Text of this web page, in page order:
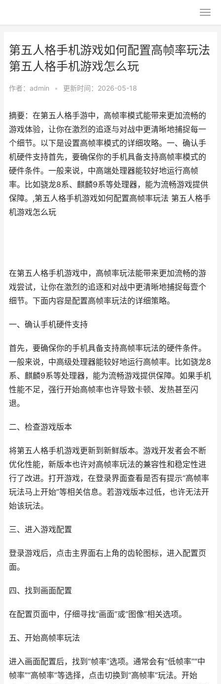
第五人格手机游戏如何配置高帧率玩法
第五人格手机游戏怎么玩
作者： admin • 更新时间：2026-05-18
摘要：在第五人格手游中，高帧率模式能带来更加流畅的
游戏体验，让你在激烈的追逐与对战中更清晰地捕捉每一
个细节。以下是设置高帧率模式的详细攻略。一、确认手
机硬件支持首先，要确保你的手机具备支持高帧率模式的
硬件条件。一般来说，中高端处理器能较好地运行高帧
率。比如骁龙8系、麒麟9系等处理器，能为流畅游戏提供
保障。,第五人格手机游戏如何配置高帧率玩法 第五人格手
机游戏怎么玩
在第五人格手机游戏中，高帧率玩法能带来更加流畅的游
戏尝试，让你在激烈的追逐和对战中更清晰地捕捉每壹个
细节。下面内容是配置高帧率玩法的详细策略。
一、确认手机硬件支持
首先，要确保你的手机具备支持高帧率玩法的硬件条件。
一般来说，中高级处理器能较好地运行高帧率。比如骁龙8
系、麒麟9系等处理器，能为流畅游戏提供保障。如果手机
性能不足，强行开始高帧率也许导致卡顿、发热甚至闪
退。
二、检查游戏版本
将第五人格手机游戏更新到新鲜版本。游戏开发者会不断
优化性能，新版本也许对高帧率玩法的兼容性和稳定性进
行了改进。打开游戏，在登录界面查看是否有提示“高帧率
玩法马上开始”等相关信息。若游戏版本过低，也许无法开
始该玩法。
三、进入游戏配置
登录游戏后，点击主界面右上角的齿轮图标，进入配置页
面。
四、找到画面配置
在配置页面中，仔细寻找“画面”或“图像”相关选项。
五、开始高帧率玩法
进入画面配置后，找到“帧率”选项。通常会有“低帧率”“中
帧率”“高帧率”等选择，点击切换到“高帧率”玩法。开始